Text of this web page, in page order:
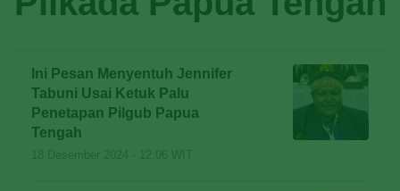
Ini Pesan Menyentuh Jennifer
Tabuni Usai Ketuk Palu
Penetapan Pilgub Papua
Tengah